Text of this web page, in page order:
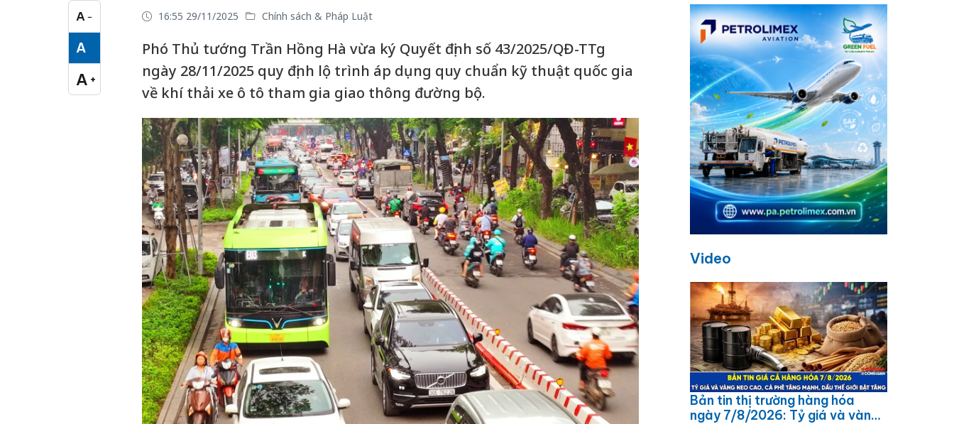
A −
Cỡ chữ nhỏ
A
Cỡ chữ vừa
A +
Cỡ chữ lớn
16:55 29/11/2025 Chính sách & Pháp Luật
Phó Thủ tướng Trần Hồng Hà vừa ký Quyết định số 43/2025/QĐ-TTg
ngày 28/11/2025 quy định lộ trình áp dụng quy chuẩn kỹ thuật quốc gia
về khí thải xe ô tô tham gia giao thông đường bộ.
Video
Bản tin thị trường hàng hóa
ngày 7/8/2026: Tỷ giá và vàng